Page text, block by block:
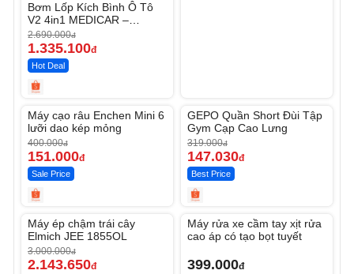
Bơm Lốp Kích Bình Ô Tô
V2 4in1 MEDICAR –
12.000mAh
2.690.000đ
1.335.100đ
Hot Deal
-62%
Máy cạo râu Enchen Mini 6
lưỡi dao kép mỏng
400.000đ
151.000đ
Sale Price
-53%
GEPO Quần Short Đùi Tập
Gym Cạp Cao Lưng
319.000đ
147.030đ
Best Price
-28%
Máy ép chậm trái cây
Elmich JEE 1855OL
3.000.000đ
2.143.650đ
Máy rửa xe cầm tay xịt rửa
cao áp có tạo bọt tuyết
399.000đ